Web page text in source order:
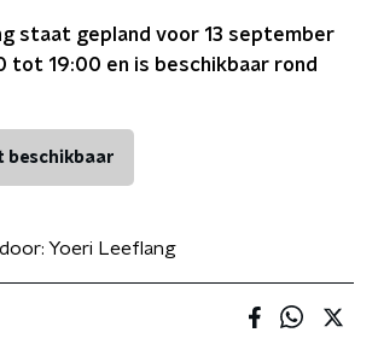
staat gepland voor 13 september
tot 19:00 en is beschikbaar rond
beschikbaar
Yoeri Leeflang